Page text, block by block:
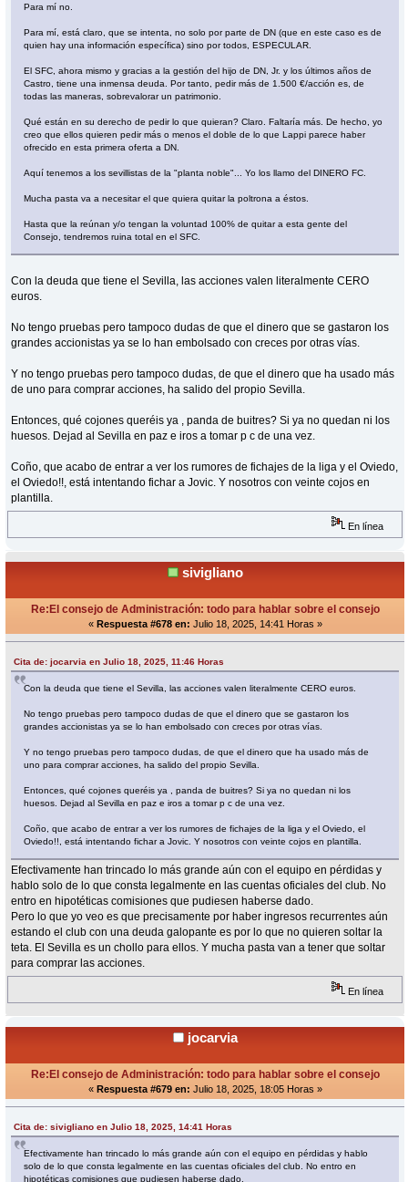
Para mí no.
Para mí, está claro, que se intenta, no solo por parte de DN (que en este caso es de
quien hay una información específica) sino por todos, ESPECULAR.
El SFC, ahora mismo y gracias a la gestión del hijo de DN, Jr. y los últimos años de
Castro, tiene una inmensa deuda. Por tanto, pedir más de 1.500 €/acción es, de
todas las maneras, sobrevalorar un patrimonio.
Qué están en su derecho de pedir lo que quieran? Claro. Faltaría más. De hecho, yo
creo que ellos quieren pedir más o menos el doble de lo que Lappi parece haber
ofrecido en esta primera oferta a DN.
Aquí tenemos a los sevillistas de la "planta noble"... Yo los llamo del DINERO FC.
Mucha pasta va a necesitar el que quiera quitar la poltrona a éstos.
Hasta que la reúnan y/o tengan la voluntad 100% de quitar a esta gente del
Consejo, tendremos ruina total en el SFC.
Con la deuda que tiene el Sevilla, las acciones valen literalmente CERO
euros.
No tengo pruebas pero tampoco dudas de que el dinero que se gastaron los
grandes accionistas ya se lo han embolsado con creces por otras vías.
Y no tengo pruebas pero tampoco dudas, de que el dinero que ha usado más
de uno para comprar acciones, ha salido del propio Sevilla.
Entonces, qué cojones queréis ya , panda de buitres? Si ya no quedan ni los
huesos. Dejad al Sevilla en paz e iros a tomar p c de una vez.
Coño, que acabo de entrar a ver los rumores de fichajes de la liga y el Oviedo,
el Oviedo!!, está intentando fichar a Jovic. Y nosotros con veinte cojos en
plantilla.
En línea
sivigliano
Re:El consejo de Administración: todo para hablar sobre el consejo
« Respuesta #678 en: Julio 18, 2025, 14:41 Horas »
Cita de: jocarvia en Julio 18, 2025, 11:46 Horas
Con la deuda que tiene el Sevilla, las acciones valen literalmente CERO euros.
No tengo pruebas pero tampoco dudas de que el dinero que se gastaron los
grandes accionistas ya se lo han embolsado con creces por otras vías.
Y no tengo pruebas pero tampoco dudas, de que el dinero que ha usado más de
uno para comprar acciones, ha salido del propio Sevilla.
Entonces, qué cojones queréis ya , panda de buitres? Si ya no quedan ni los
huesos. Dejad al Sevilla en paz e iros a tomar p c de una vez.
Coño, que acabo de entrar a ver los rumores de fichajes de la liga y el Oviedo, el
Oviedo!!, está intentando fichar a Jovic. Y nosotros con veinte cojos en plantilla.
Efectivamente han trincado lo más grande aún con el equipo en pérdidas y
hablo solo de lo que consta legalmente en las cuentas oficiales del club. No
entro en hipotéticas comisiones que pudiesen haberse dado.
Pero lo que yo veo es que precisamente por haber ingresos recurrentes aún
estando el club con una deuda galopante es por lo que no quieren soltar la
teta. El Sevilla es un chollo para ellos. Y mucha pasta van a tener que soltar
para comprar las acciones.
En línea
jocarvia
Re:El consejo de Administración: todo para hablar sobre el consejo
« Respuesta #679 en: Julio 18, 2025, 18:05 Horas »
Cita de: sivigliano en Julio 18, 2025, 14:41 Horas
Efectivamente han trincado lo más grande aún con el equipo en pérdidas y hablo
solo de lo que consta legalmente en las cuentas oficiales del club. No entro en
hipotéticas comisiones que pudiesen haberse dado.